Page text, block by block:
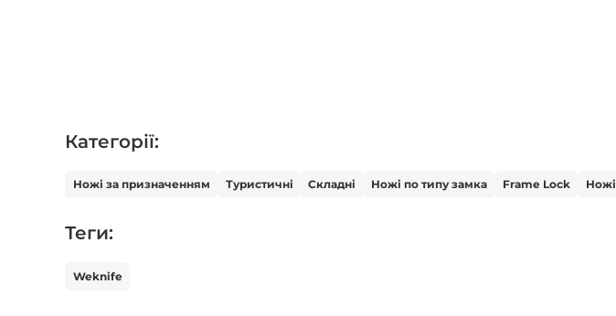
Категорії:
Ножі за призначенням Туристичні Складні Ножі по типу замка Frame Lock Ножі
Теги:
Weknife